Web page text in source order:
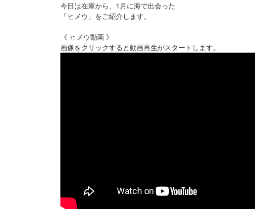
今日は在庫から、1月に海で出会った
「ヒメウ」をご紹介します。
《 ヒメウ動画 》
画像をクリックすると動画再生がスタートします。